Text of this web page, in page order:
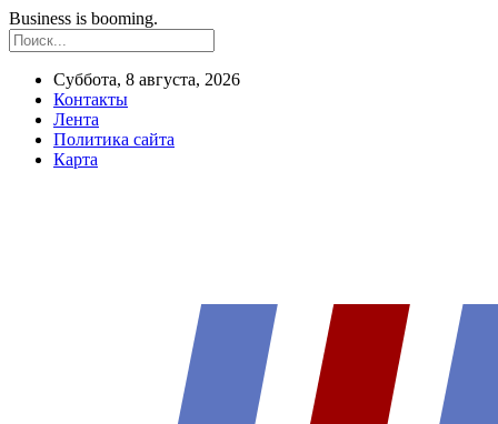
Business is booming.
Суббота, 8 августа, 2026
Контакты
Лента
Политика сайта
Карта